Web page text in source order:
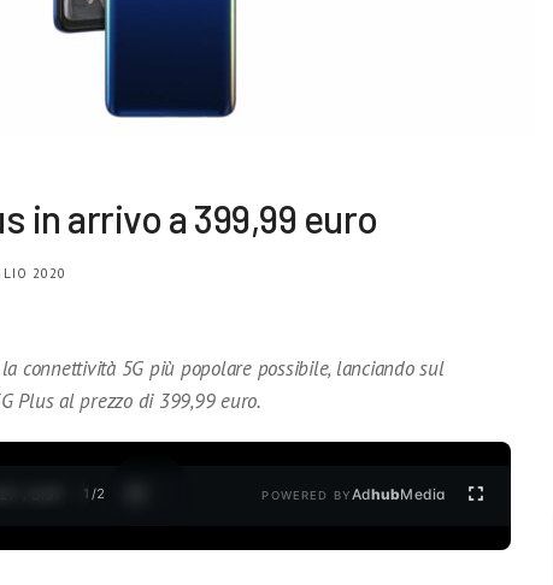
in arrivo a 399,99 euro
2020
connettività 5G più popolare possibile, lanciando sul
Plus al prezzo di 399,99 euro.
1 /2 POWERED BYAdhubMedia